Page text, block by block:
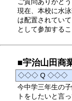
現在、本校に水
は配置されてい
として参加する
■宇治山田商
◇◇◇ Q ◇◇◇
今中学三年生の
トをしたいと言